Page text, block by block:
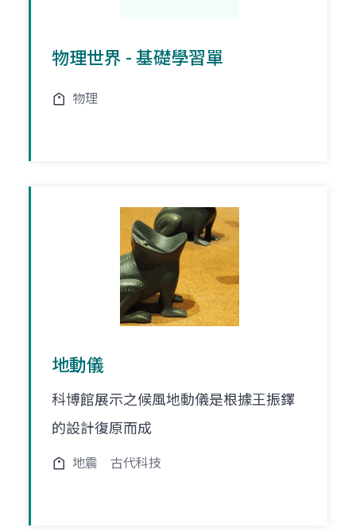
物理世界 - 基礎學習單
物理
地動儀
科博館展示之候風地動儀是根據王振鐸
的設計復原而成
地震 古代科技